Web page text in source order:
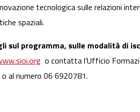
tecnologica sulle relazioni
spaziali.
sul programma, sulle modalità di
o contatta l’Ufficio
o al numero 06 6920781.